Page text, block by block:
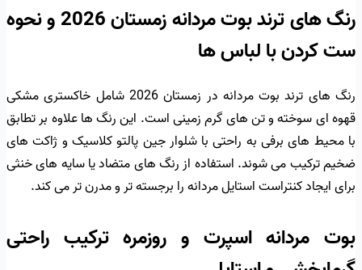
رنگ های ترند بوت مردانه زمستان 2026 و نحوه
ست کردن با لباس ها
رنگ های ترند بوت مردانه در زمستان 2026 شامل خاکستری مشکی
قهوه ای سوخته و تن های گرم زمینی است. این رنگ ها علاوه بر تطابق
با محیط های برفی به راحتی با شلوار جین پالتو کلاسیک و ژاکت های
ضخیم ترکیب می شوند. استفاده از رنگ های متضاد یا سایه های خنثی
برای ایجاد کنتراست استایل مردانه را برجسته تر و مدرن تر می کند.
بوت مردانه اسپرت و روزمره ترکیب راحتی